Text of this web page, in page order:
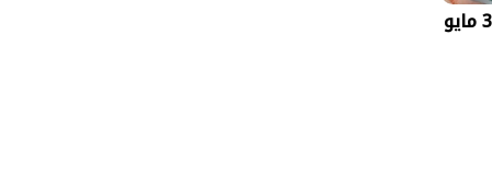
سعر الريال القطري اليوم الأحد 3 مايو